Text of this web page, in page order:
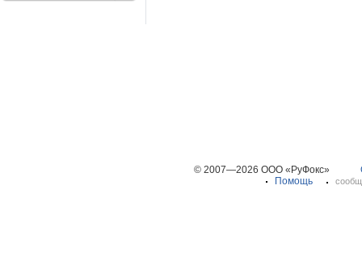
© 2007—2026 ООО «РуФокс»
Помощь